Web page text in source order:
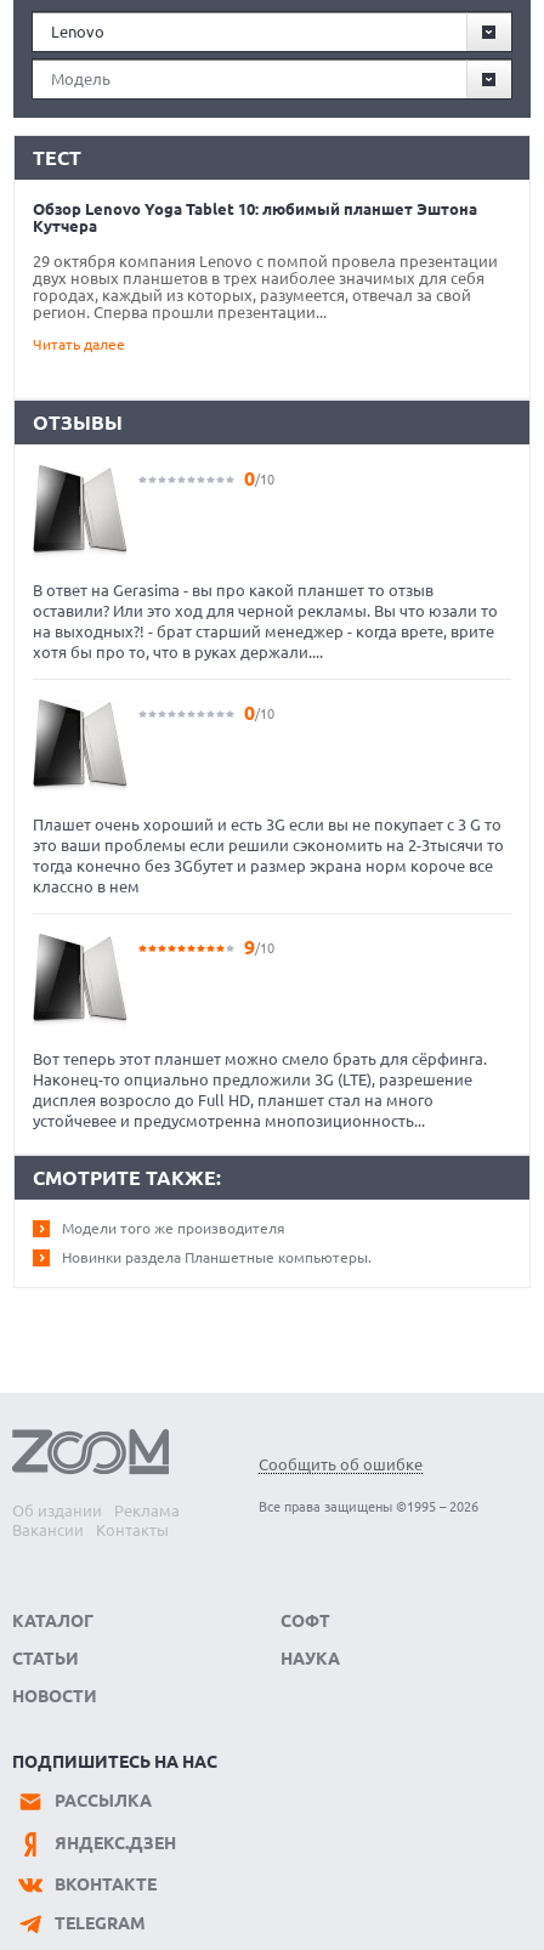
Lenovo
Модель
ТЕСТ
Обзор Lenovo Yoga Tablet 10: любимый планшет Эштона
Кутчера
29 октября компания Lenovo с помпой провела презентации
двух новых планшетов в трех наиболее значимых для себя
городах, каждый из которых, разумеется, отвечал за свой
регион. Сперва прошли презентации...
Читать далее
ОТЗЫВЫ
0/10
В ответ на Gerasima - вы про какой планшет то отзыв
оставили? Или это ход для черной рекламы. Вы что юзали то
на выходных?! - брат старший менеджер - когда врете, врите
хотя бы про то, что в руках держали....
0/10
Плашет очень хороший и есть 3G если вы не покупает с 3 G то
это ваши проблемы если решили сэкономить на 2-3тысячи то
тогда конечно без 3Gбутет и размер экрана норм короче все
классно в нем
9/10
Вот теперь этот планшет можно смело брать для сёрфинга.
Наконец-то опциально предложили 3G (LTE), разрешение
дисплея возросло до Full HD, планшет стал на много
устойчевее и предусмотренна мнопозиционность...
СМОТРИТЕ ТАКЖЕ:
Модели того же производителя
Новинки раздела Планшетные компьютеры.
Об издании
Реклама
Вакансии
Контакты
Сообщить об ошибке
Все права защищены ©1995 – 2026
КАТАЛОГ
СТАТЬИ
НОВОСТИ
СОФТ
НАУКА
ПОДПИШИТЕСЬ НА НАС
РАССЫЛКА
ЯНДЕКС.ДЗЕН
ВКОНТАКТЕ
TELEGRAM